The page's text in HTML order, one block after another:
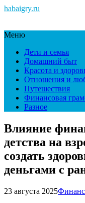
habaigry.ru
Меню
Дети и семья
Домашний быт
Красота и
Отношения и
Путешествия
Финансовая
Разное
Влияние
детства на
создать
деньгами с
23 августа 2025